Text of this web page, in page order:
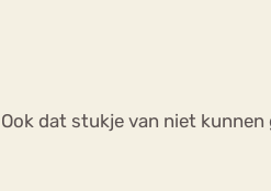
Ook dat stukje van niet